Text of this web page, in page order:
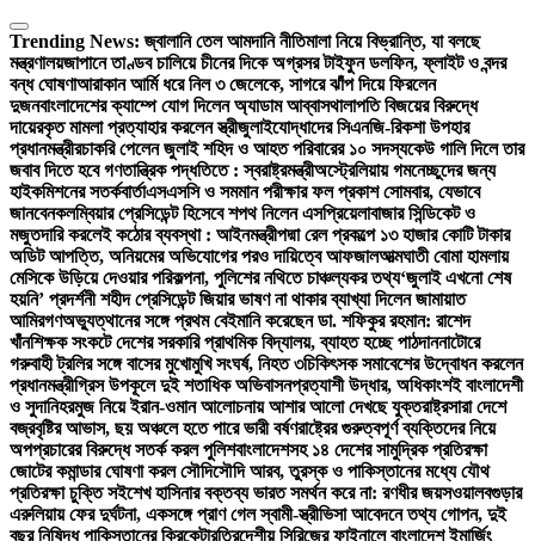
Skip
to
content
Trending News: জ্বালানি তেল আমদানি নীতিমালা নিয়ে বিভ্রান্তি, যা বলছে
মন্ত্রণালয়জাপানে তাণ্ডব চালিয়ে চীনের দিকে অগ্রসর টাইফুন ডলফিন, ফ্লাইট ও বন্দর
বন্ধ ঘোষণাআরাকান আর্মি ধরে নিল ৩ জেলেকে, সাগরে ঝাঁপ দিয়ে ফিরলেন
দুজনবাংলাদেশের ক্যাম্পে যোগ দিলেন অ্যাডাম আব্বাসথালাপতি বিজয়ের বিরুদ্ধে
দায়েরকৃত মামলা প্রত্যাহার করলেন স্ত্রীজুলাইযোদ্ধাদের সিএনজি-রিকশা উপহার
প্রধানমন্ত্রীরচাকরি পেলেন জুলাই শহিদ ও আহত পরিবারের ১০ সদস্যকেউ গালি দিলে তার
জবাব দিতে হবে গণতান্ত্রিক পদ্ধতিতে : স্বরাষ্ট্রমন্ত্রীঅস্ট্রেলিয়ায় গমনেচ্ছুদের জন্য
হাইকমিশনের সতর্কবার্তাএসএসসি ও সমমান পরীক্ষার ফল প্রকাশ সোমবার, যেভাবে
জানবেনকলম্বিয়ার প্রেসিডেন্ট হিসেবে শপথ নিলেন এসপ্রিয়েলাবাজার সিন্ডিকেট ও
মজুতদারি করলেই কঠোর ব্যবস্থা : আইনমন্ত্রীপদ্মা রেল প্রকল্পে ১৩ হাজার কোটি টাকার
অডিট আপত্তি, অনিয়মের অভিযোগের পরও দায়িত্বে আফজালআত্মঘাতী বোমা হামলায়
মেসিকে উড়িয়ে দেওয়ার পরিকল্পনা, পুলিশের নথিতে চাঞ্চল্যকর তথ্য‘জুলাই এখনো শেষ
হয়নি’ প্রদর্শনী শহীদ প্রেসিডেন্ট জিয়ার ভাষণ না থাকার ব্যাখ্যা দিলেন জামায়াত
আমিরগণঅভ্যুত্থানের সঙ্গে প্রথম বেইমানি করেছেন ডা. শফিকুর রহমান: রাশেদ
খাঁনশিক্ষক সংকটে দেশের সরকারি প্রাথমিক বিদ্যালয়, ব্যাহত হচ্ছে পাঠদাননাটোরে
গরুবাহী ট্রলির সঙ্গে বাসের মুখোমুখি সংঘর্ষ, নিহত ৩চিকিৎসক সমাবেশের উদ্বোধন করলেন
প্রধানমন্ত্রীগ্রিস উপকূলে দুই শতাধিক অভিবাসনপ্রত্যাশী উদ্ধার, অধিকাংশই বাংলাদেশী
ও সুদানিহরমুজ নিয়ে ইরান-ওমান আলোচনায় আশার আলো দেখছে যুক্তরাষ্ট্রসারা দেশে
বজ্রবৃষ্টির আভাস, ছয় অঞ্চলে হতে পারে ভারী বর্ষণরাষ্ট্রের গুরুত্বপূর্ণ ব্যক্তিদের নিয়ে
অপপ্রচারের বিরুদ্ধে সতর্ক করল পুলিশবাংলাদেশসহ ১৪ দেশের সামুদ্রিক প্রতিরক্ষা
জোটের কমান্ডার ঘোষণা করল সৌদিসৌদি আরব, তুরস্ক ও পাকিস্তানের মধ্যে যৌথ
প্রতিরক্ষা চুক্তি সইশেখ হাসিনার বক্তব্য ভারত সমর্থন করে না: রণধীর জয়সওয়ালবগুড়ার
এরুলিয়ায় ফের দুর্ঘটনা, একসঙ্গে প্রাণ গেল স্বামী-স্ত্রীভিসা আবেদনে তথ্য গোপন, দুই
বছর নিষিদ্ধ পাকিস্তানের ক্রিকেটারত্রিদেশীয় সিরিজের ফাইনালে বাংলাদেশ ইমার্জিং